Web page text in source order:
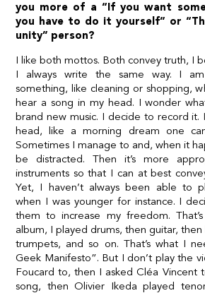
you more of a “If you want
you have to do it yourself” or
unity” person?
I like both mottos. Both convey truth, I
I always write the same way. I
something, like cleaning or shopping,
hear a song in my head. I wonder
brand new music. I decide to record
head, like a morning dream one
Sometimes I manage to and, when it
be distracted. Then it’s more
instruments so that I can at best
Yet, I haven’t always been able to
when I was younger for instance. I
them to increase my freedom.
album, I played drums, then guitar,
trumpets, and so on. That’s what I
Geek Manifesto”. But I don’t play the
Foucard to, then I asked Cléa Vincent
song, then Olivier Ikeda played